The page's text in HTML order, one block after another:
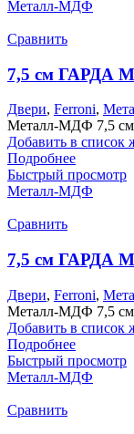
Металл-МДФ
Сравнить
7,5 см
Двери, Ferroni,
Металл-МДФ 7,5
Добавить в список
Подробнее
Быстрый просмотр
Металл-МДФ
Сравнить
7,5 см ГАРДА
Двери, Ferroni,
Металл-МДФ 7,5
Добавить в список
Подробнее
Быстрый просмотр
Металл-МДФ
Сравнить